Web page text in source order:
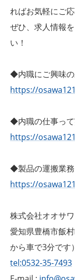
ればお気軽にご応
ぜひ、求人情報
い！
◆内職にご興味
https://
◆内職の仕事って
https://
◆製品の運搬業
https://
株式会社オオサワ
愛知県豊橋市飯
から車で3分です）
tel:0532-35-7493